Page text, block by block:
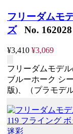
フリーダムモ
ズNo. 162028
¥3,410 ¥3,069
フリーダムモデ
ブルーホーク シ
版)、（プラモデ